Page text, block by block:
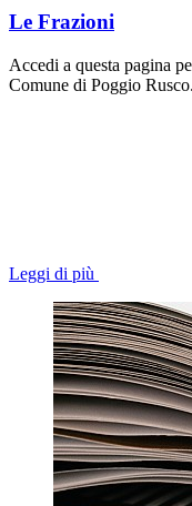
Le Frazioni
Accedi a questa pagina
Comune di Poggio Rusco.
Leggi di più